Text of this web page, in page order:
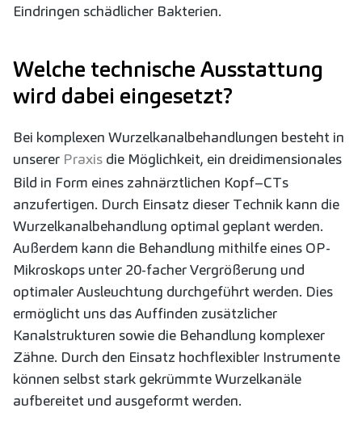
Eindringen schädlicher Bakterien.
Welche technische Ausstattung
wird dabei eingesetzt?
Bei komplexen Wurzelkanalbehandlungen besteht in
unserer Praxis die Möglichkeit, ein dreidimensionales
Bild in Form eines zahnärztlichen Kopf–CTs
anzufertigen. Durch Einsatz dieser Technik kann die
Wurzelkanalbehandlung optimal geplant werden.
Außerdem kann die Behandlung mithilfe eines OP-
Mikroskops unter 20-facher Vergrößerung und
optimaler Ausleuchtung durchgeführt werden. Dies
ermöglicht uns das Auffinden zusätzlicher
Kanalstrukturen sowie die Behandlung komplexer
Zähne. Durch den Einsatz hochflexibler Instrumente
können selbst stark gekrümmte Wurzelkanäle
aufbereitet und ausgeformt werden.